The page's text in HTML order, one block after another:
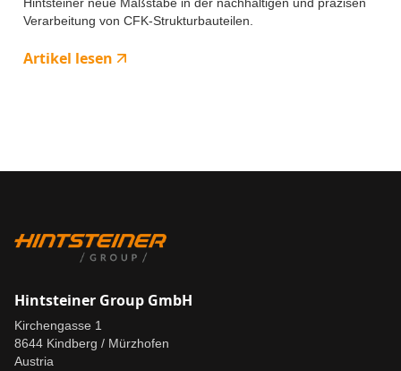
Hintsteiner neue Maßstäbe in der nachhaltigen und präzisen
Verarbeitung von CFK-Strukturbauteilen.
Artikel lesen
Hintsteiner Group GmbH
Kirchengasse 1
8644 Kindberg / Mürzhofen
Austria